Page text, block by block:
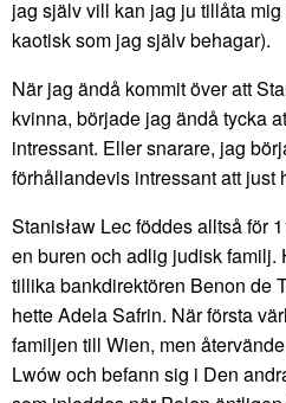
jag själv vill kan jag ju tillåta
kaotisk som jag själv behagar).
När jag ändå kommit över att
kvinna, började jag ändå tycka
intressant. Eller snarare, jag
förhållandevis intressant att just
Stanisław Lec föddes alltså för
en buren och adlig judisk familj.
tillika bankdirektören Benon de
hette Adela Safrin. När första
familjen till Wien, men
Lwów och befann sig i Den